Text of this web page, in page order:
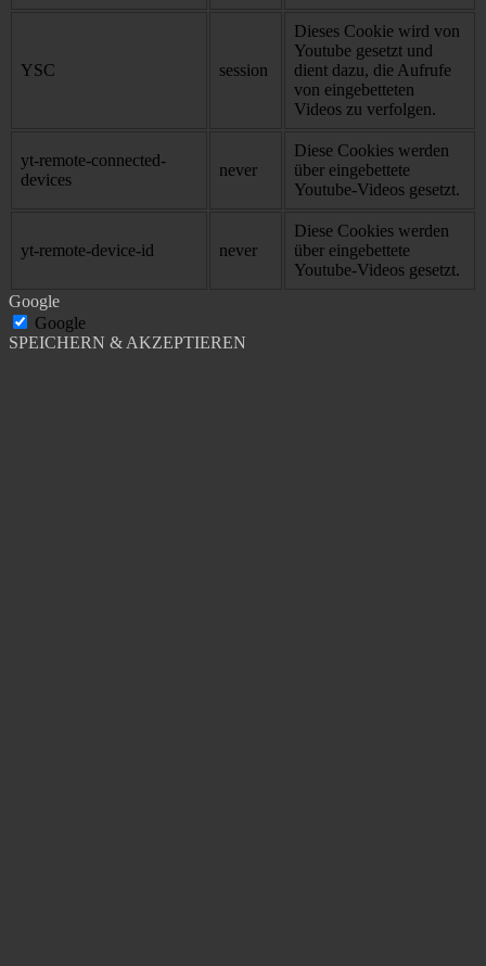
YSC session
Dieses Cookie wird von
Youtube gesetzt und
dient dazu, die Aufrufe
von eingebetteten
Videos zu verfolgen.
yt-remote-connected-
devices
never
Diese Cookies werden
über eingebettete
Youtube-Videos gesetzt.
yt-remote-device-id never
Diese Cookies werden
über eingebettete
Youtube-Videos gesetzt.
Google
Google
SPEICHERN & AKZEPTIEREN